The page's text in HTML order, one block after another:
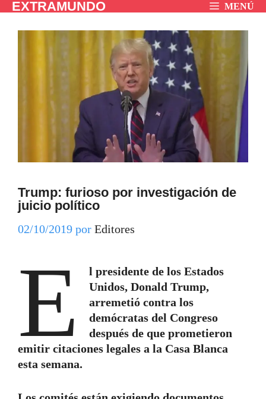
Saltar
contenido
EXTRAMUNDO MENÚ
Trump: furioso por investigación de
juicio político
02/10/2019 por Editores
E
l presidente de los Estados
Unidos, Donald Trump,
arremetió contra los
demócratas del Congreso
después de que prometieron
emitir citaciones legales a la Casa Blanca
esta semana.